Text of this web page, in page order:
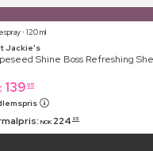
⋅ 120 ml
Jackie's
Shine Boss Refreshing
139 95
NOK 224 95